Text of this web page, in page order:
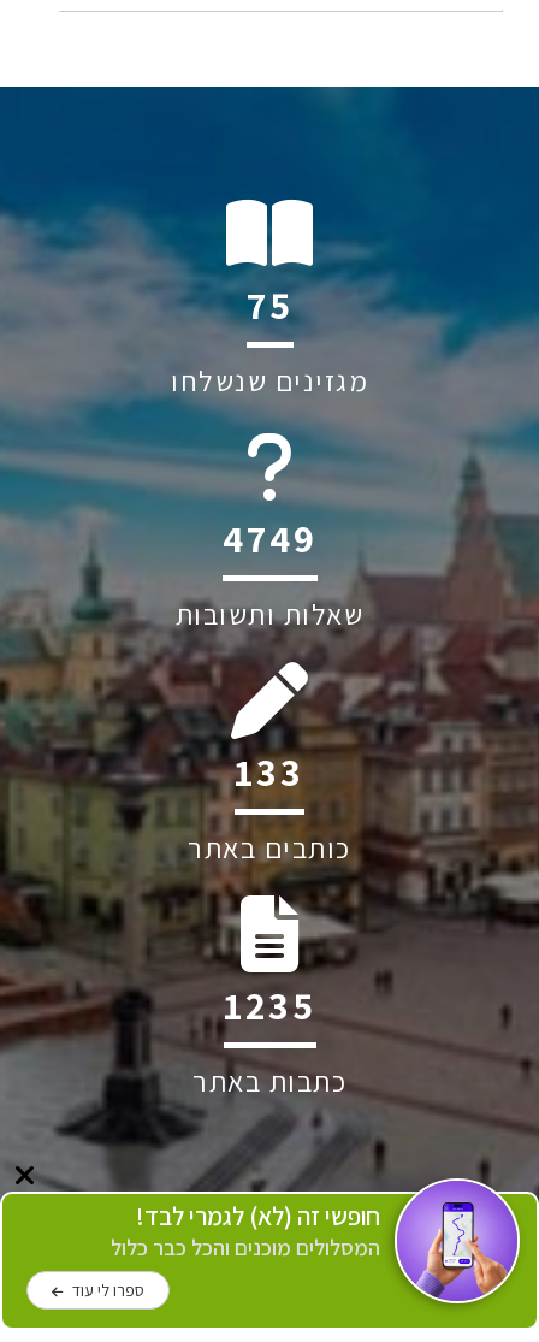
141
מגזינים שנשלחו
6045
שאלות ותשובות
247
כותבים באתר
2296
כתבות באתר
חופשי זה (לא) לגמרי לבד!
המסלולים מוכנים והכל כבר כלול
ספרו לי עוד